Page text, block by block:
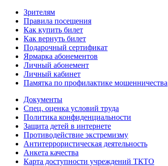
Зрителям
Правила посещения
Как купить билет
Как вернуть билет
Подарочный сертификат
Ярмарка абонементов
Личный абонемент
Личный кабинет
Памятка по профилактике мошенничества
Документы
Спец. оценка условий труда
Политика конфиденциальности
Защита детей в интернете
Противодействие экстремизму
Антитеррористическая деятельность
Анкета качества
Карта доступности учреждений ТКТО